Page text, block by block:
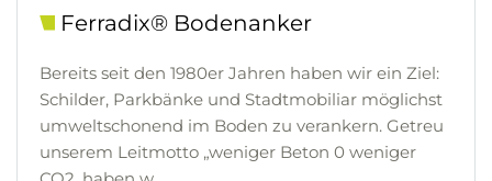
Ferradix® Bodenanker
Bereits seit den 1980er Jahren haben wir ein Ziel:
Schilder, Parkbänke und Stadtmobiliar möglichst
umweltschonend im Boden zu verankern. Getreu
unserem Leitmotto „weniger Beton 0 weniger